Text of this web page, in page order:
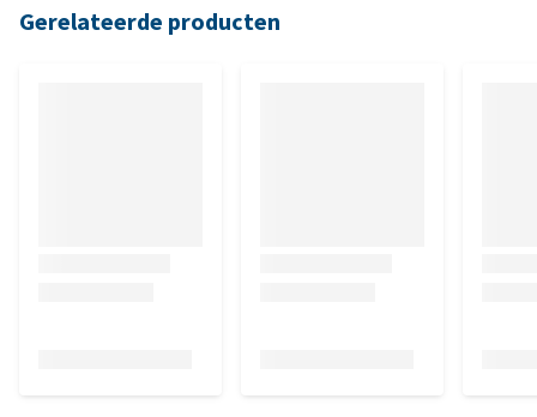
Gerelateerde producten